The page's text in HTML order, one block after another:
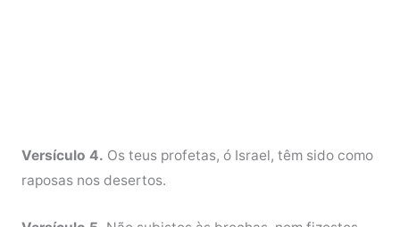
Versículo 4. Os teus profetas, ó Israel, têm sido como
raposas nos desertos.